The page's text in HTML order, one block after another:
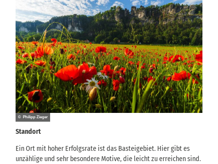
© Philipp Zieger
Standort
Ein Ort mit hoher Erfolgsrate ist das Basteigebiet. Hier gibt es
unzählige und sehr besondere Motive, die leicht zu erreichen sind.